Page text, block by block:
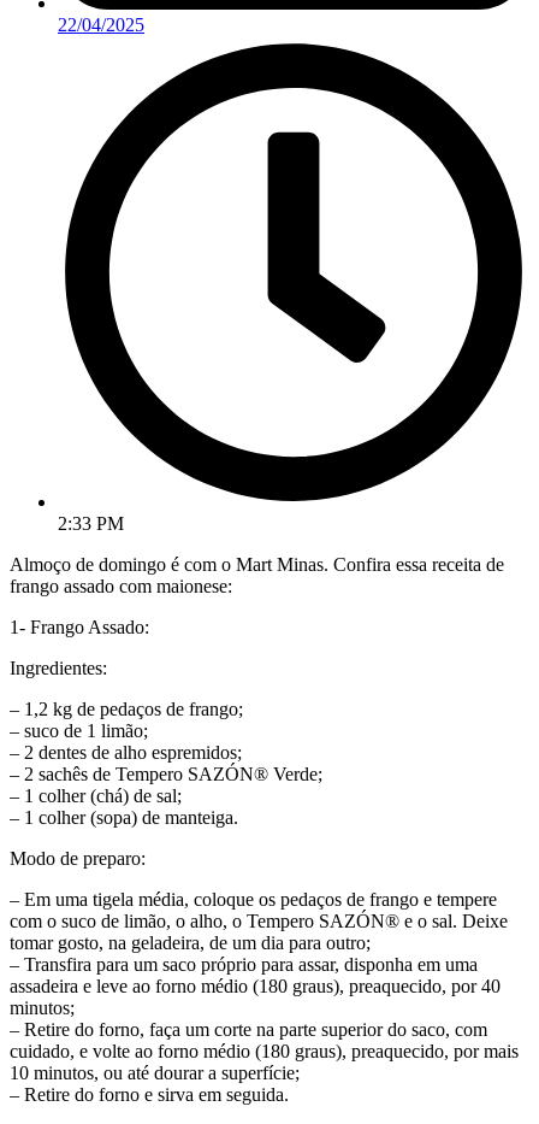
22/04/2025
2:33 PM
Almoço de domingo é com o Mart Minas. Confira essa receita de
frango assado com maionese:
1- Frango Assado:
Ingredientes:
– 1,2 kg de pedaços de frango;
– suco de 1 limão;
– 2 dentes de alho espremidos;
– 2 sachês de Tempero SAZÓN®️ Verde;
– 1 colher (chá) de sal;
– 1 colher (sopa) de manteiga.
Modo de preparo:
– Em uma tigela média, coloque os pedaços de frango e tempere
com o suco de limão, o alho, o Tempero SAZÓN®️ e o sal. Deixe
tomar gosto, na geladeira, de um dia para outro;
– Transfira para um saco próprio para assar, disponha em uma
assadeira e leve ao forno médio (180 graus), preaquecido, por 40
minutos;
– Retire do forno, faça um corte na parte superior do saco, com
cuidado, e volte ao forno médio (180 graus), preaquecido, por mais
10 minutos, ou até dourar a superfície;
– Retire do forno e sirva em seguida.